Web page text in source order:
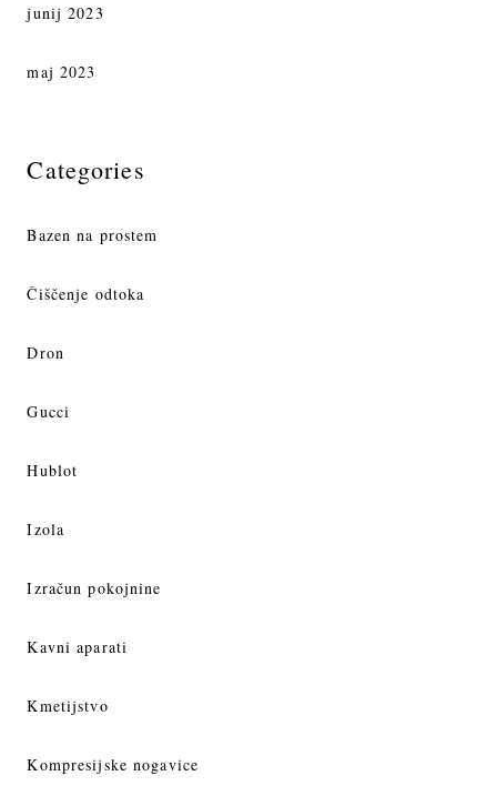
junij 2023
maj 2023
Categories
Bazen na prostem
Čiščenje odtoka
Dron
Gucci
Hublot
Izola
Izračun pokojnine
Kavni aparati
Kmetijstvo
Kompresijske nogavice